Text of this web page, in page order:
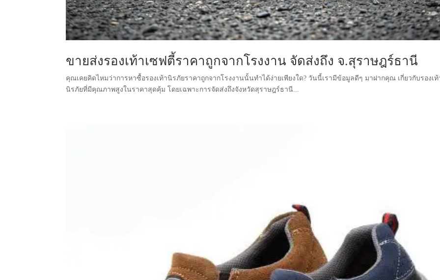
ขายส่งรองเท้าเซฟตี้ราคาถูกจากโรงงาน จัดส่งถึง จ.สุราษฎร์ธานี
คุณเคยคิดไหมว่าการหาซื้อรองเท้านิรภัยราคาถูกจากโรงงานนั้นทำได้ง่ายเพียงใด? วันนี้เรามีข้อมูลดีๆ มาฝากคุณ เกี่ยวกับรองเท้
นิรภัยที่มีคุณภาพสูงในราคาสุดคุ้ม โดยเฉพาะการจัดส่งถึงจังหวัดสุราษฎร์ธานี...